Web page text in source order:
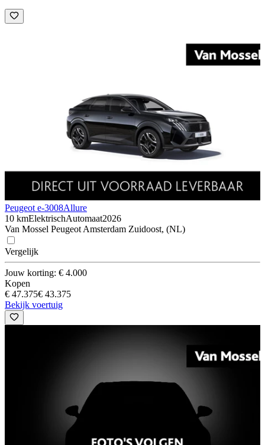
Peugeot e-3008Allure
10 kmElektrischAutomaat2026
Van Mossel Peugeot Amsterdam Zuidoost, (NL)
Vergelijk
Jouw korting: € 4.000
Kopen
€ 47.375€ 43.375
Bekijk voertuig